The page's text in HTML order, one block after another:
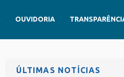
OUVIDORIA
ÚLTIMAS NOTÍCIAS